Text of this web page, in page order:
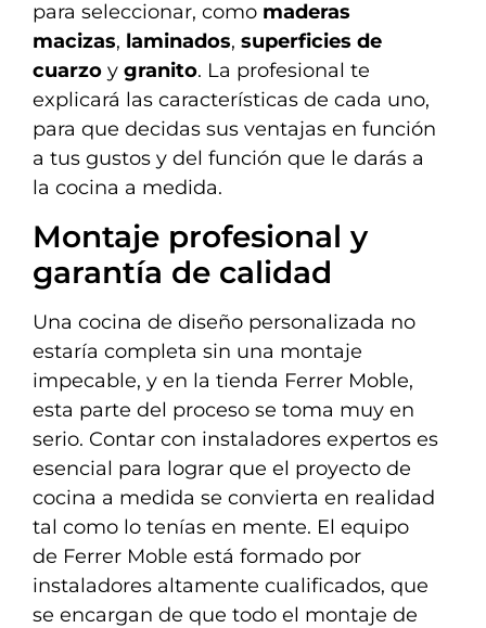
para seleccionar, como maderas
macizas, laminados, superficies de
cuarzo y granito. La profesional te
explicará las características de cada uno,
para que decidas sus ventajas en función
a tus gustos y del función que le darás a
la cocina a medida.
Montaje profesional y
garantía de calidad
Una cocina de diseño personalizada no
estaría completa sin una montaje
impecable, y en la tienda Ferrer Moble,
esta parte del proceso se toma muy en
serio. Contar con instaladores expertos es
esencial para lograr que el proyecto de
cocina a medida se convierta en realidad
tal como lo tenías en mente. El equipo
de Ferrer Moble está formado por
instaladores altamente cualificados, que
se encargan de que todo el montaje de